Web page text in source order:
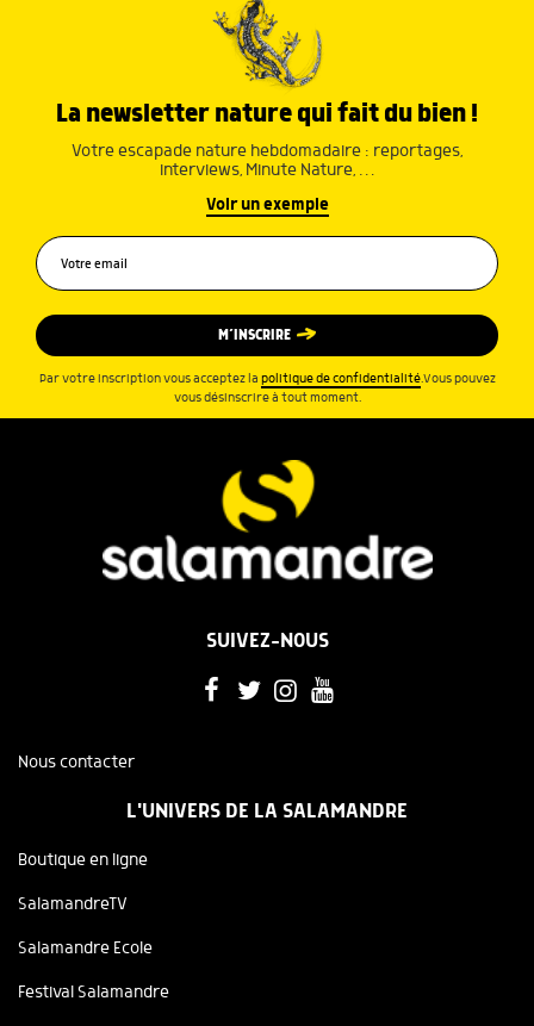
La newsletter nature qui fait du bien !
Votre escapade nature hebdomadaire : reportages,
interviews, Minute Nature, …
Voir un exemple
M’INSCRIRE
Par votre inscription vous acceptez la politique de confidentialité.Vous pouvez
vous désinscrire à tout moment.
SUIVEZ-NOUS
Nous contacter
L'UNIVERS DE LA SALAMANDRE
Boutique en ligne
SalamandreTV
Salamandre Ecole
Festival Salamandre